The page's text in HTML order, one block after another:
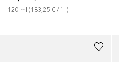
120 ml (183,25 € / 1 l)